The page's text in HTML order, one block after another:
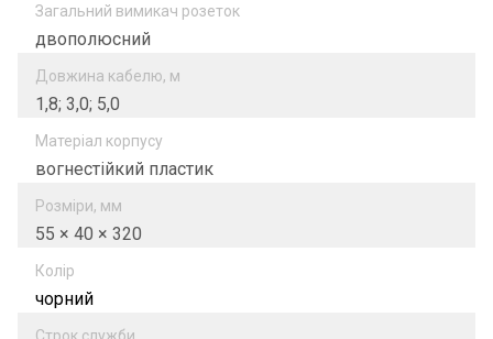
Загальний вимикач розеток
двополюсний
Довжина кабелю, м
1,8; 3,0; 5,0
Матеріал корпусу
вогнестійкий пластик
Розміри, мм
55 × 40 × 320
Колір
чорний
Строк служби